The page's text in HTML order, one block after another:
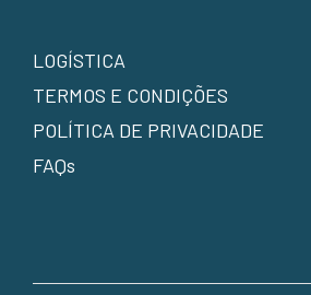
LOGÍSTICA
TERMOS E CONDIÇÕES
POLÍTICA DE PRIVACIDADE
FAQs